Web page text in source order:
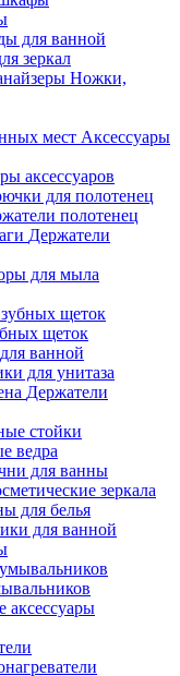
для ванной
зеркал
Ножки,
Аксессуары
аксессуаров
для полотенец
полотенец
Держатели
для мыла
щеток
ванной
для унитаза
Держатели
стойки
ведра
для ванны
зеркала
для белья
для ванной
аксессуары